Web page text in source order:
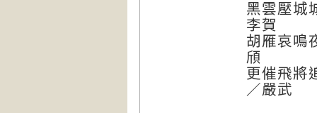
黑雲壓城
李賀
胡雁哀鳴
頎
更催飛將
／嚴武